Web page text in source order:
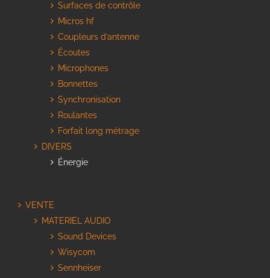
Surfaces de contrôle
Micros hf
Coupleurs d’antenne
Écoutes
Microphones
Bonnettes
Synchronisation
Roulantes
Forfait long métrage
DIVERS
Énergie
VENTE
MATERIEL AUDIO
Sound Devices
Wisycom
Sennheiser